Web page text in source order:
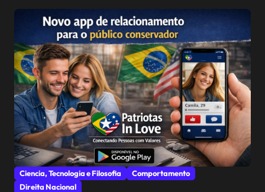
Ciencia, Tecnologia e Filosofia
Comportamento
Direita Nacional